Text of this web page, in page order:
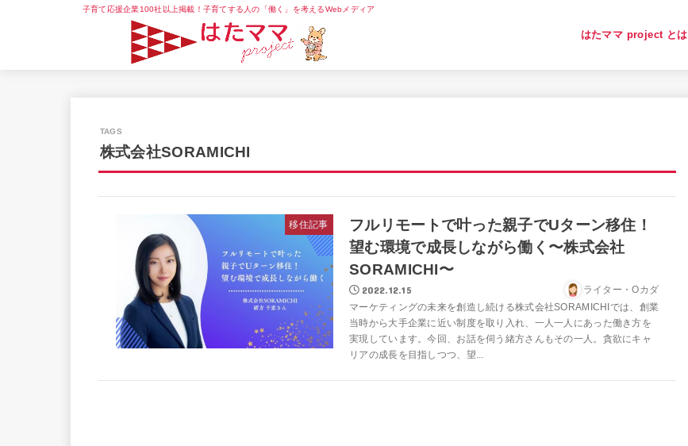
子育て応援企業100社以上掲載！子育てする人の「働く」を考えるWebメディア
はたママ project とは
株式会社SORAMICHI
移住記事
フルリモートで叶った親子でUターン移住！
望む環境で成長しながら働く〜株式会社
SORAMICHI〜
2022.12.15 ライター・Oカダ
マーケティングの未来を創造し続ける株式会社SORAMICHIでは、創業
当時から大手企業に近い制度を取り入れ、一人一人にあった働き方を
実現しています。今回、お話を伺う緒方さんもその一人。貪欲にキャ
リアの成長を目指しつつ、望...